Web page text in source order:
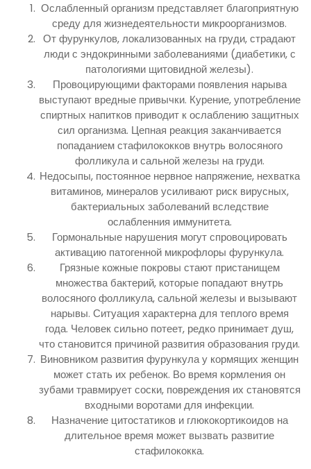
Ослабленный организм представляет благоприятную
среду для жизнедеятельности микроорганизмов.
От фурункулов, локализованных на груди, страдают
люди с эндокринными заболеваниями (диабетики, с
патологиями щитовидной железы).
Провоцирующими факторами появления нарыва
выступают вредные привычки. Курение, употребление
спиртных напитков приводит к ослаблению защитных
сил организма. Цепная реакция заканчивается
попаданием стафилококков внутрь волосяного
фолликула и сальной железы на груди.
Недосыпы, постоянное нервное напряжение, нехватка
витаминов, минералов усиливают риск вирусных,
бактериальных заболеваний вследствие
ослабленния иммунитета.
Гормональные нарушения могут спровоцировать
активацию патогенной микрофлоры фурункула.
Грязные кожные покровы стают пристанищем
множества бактерий, которые попадают внутрь
волосяного фолликула, сальной железы и вызывают
нарывы. Ситуация характерна для теплого время
года. Человек сильно потеет, редко принимает душ,
что становится причиной развития образования груди.
Виновником развития фурункула у кормящих женщин
может стать их ребенок. Во время кормления он
зубами травмирует соски, повреждения их становятся
входными воротами для инфекции.
Назначение цитостатиков и глюкокортикоидов на
длительное время может вызвать развитие
стафилококка.